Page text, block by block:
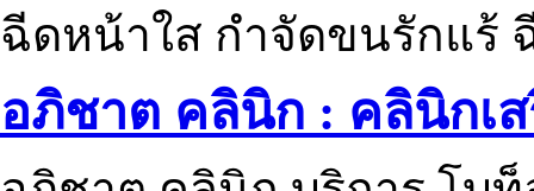
ฉีดหน้าใส กำจัดขนรักแร้
อภิชาต คลินิก : คลินิกเ